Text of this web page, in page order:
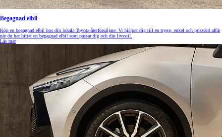
Begagnad elbil
Köp en begagnad elbil hos din lokala Toyota-återförsäljare. Vi hjälper dig till en trygg, enkel och prisvärd affär
när du har hittat en begagnad elbil som passar dig och din livsstil.
Läs mer